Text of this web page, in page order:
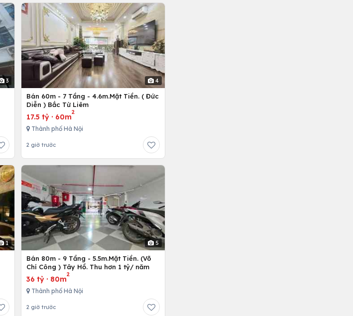
3 4
Bán 60m - 7 Tầng - 4.6m.Mặt Tiền. ( Đức
Diễn ) Bắc Từ Liêm
17.5 tỷ· 60m
2
Thành phố Hà Nội
2 giờ trước
1 5
Bán 80m - 9 Tầng - 5.5m.Mặt Tiền. (Võ
Chí Công ) Tây Hồ. Thu hơn 1 tỷ/ năm
36 tỷ· 80m
2
Thành phố Hà Nội
2 giờ trước